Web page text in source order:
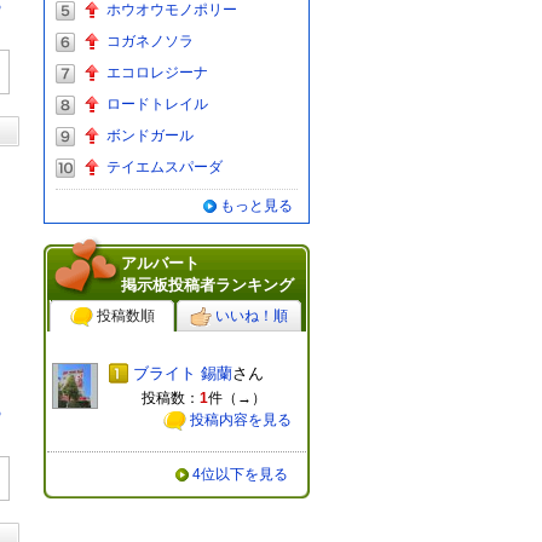
ホウオウモノポリー
コガネノソラ
エコロレジーナ
ロードトレイル
ボンドガール
テイエムスパーダ
もっと見る
アルバート
掲示板投稿者ランキング
投稿数順 いいね！順
ブライト 錫蘭さん
投稿数： 1件（ → ）
投稿内容を見る
4位以下を見る